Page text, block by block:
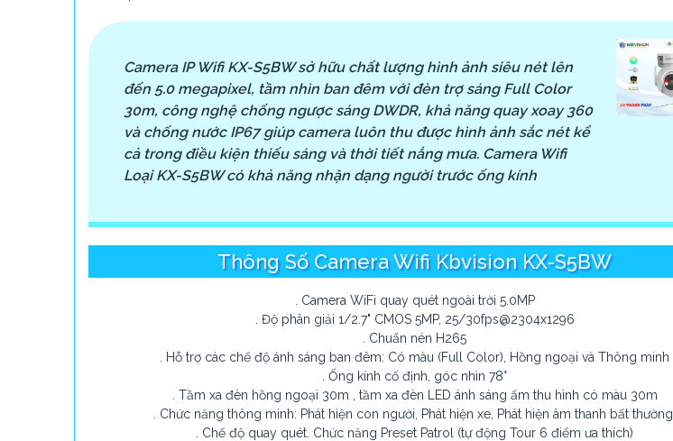
Camera IP Wifi KX-S5BW sở hữu chất lượng hình ảnh siêu nét lên
đến 5.0 megapixel, tầm nhìn ban đêm với đèn trợ sáng Full Color
30m, công nghệ chống ngược sáng DWDR, khả năng quay xoay 360
và chống nước IP67 giúp camera luôn thu được hình ảnh sắc nét kể
cả trong điều kiện thiếu sáng và thời tiết nắng mưa. Camera Wifi
Loại KX-S5BW có khả năng nhận dạng người trước ống kính
Thông Số Camera Wifi Kbvision KX-S5BW
. Camera WiFi quay quét ngoài trời 5.0MP
. Độ phân giải 1/2.7" CMOS 5MP, 25/30fps@2304x1296
. Chuẩn nén H265
. Hỗ trợ các chế độ ánh sáng ban đêm: Có màu (Full Color), Hồng ngoại và Thông minh
. Ống kính cố định, góc nhìn 78°
. Tầm xa đèn hồng ngoại 30m , tầm xa đèn LED ánh sáng ấm thu hình có màu 30m
. Chức năng thông minh: Phát hiện con người, Phát hiện xe, Phát hiện âm thanh bất thường.
. Chế độ quay quét. Chức năng Preset Patrol (tự động Tour 6 điểm ưa thích)